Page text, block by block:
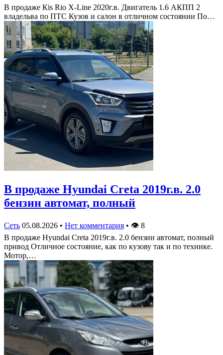
В продаже Кis Rio X-Line 2020г.в. Двигатель 1.6 АКПП 2
владельва по ПТС Кузов и салон в отличном состоянии По…
В продаже Hyundai Creta 2019г.в. 2.0
бензин автомат, полный
Сеть 05.08.2026 • Нет комментария • 👁 8
В продаже Hyundai Creta 2019г.в. 2.0 бензин автомат, полный
привод Отличное состояние, как по кузову так и по технике.
Мотор,…